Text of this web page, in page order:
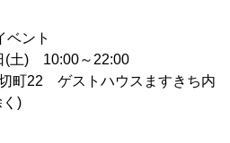
ベント
(土) 10:00～22:00
町22 ゲストハウスますきち内
)